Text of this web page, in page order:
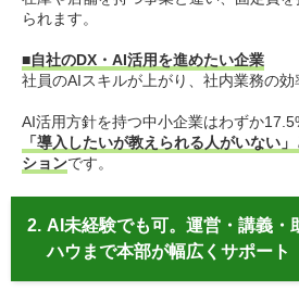
られます。
■自社のDX・AI活用を進めたい企業
社員のAIスキルが上がり、社内業務の効
AI活用方針を持つ中小企業はわずか
「導入したいが教えられる人がいない
ションです。
2. AI未経験でも可。運営・講義・
ハウまで本部が幅広くサポート